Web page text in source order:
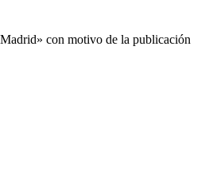
con motivo de la publicación